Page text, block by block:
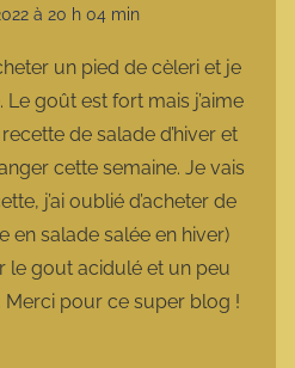
à 20 h 04 min
un pied de cèleri et je
Le goût est fort mais j’aime
de salade d’hiver et
cette semaine. Je vais
j’ai oublié d’acheter de
en salade salée en hiver)
le gout acidulé et un peu
pour ce super blog !